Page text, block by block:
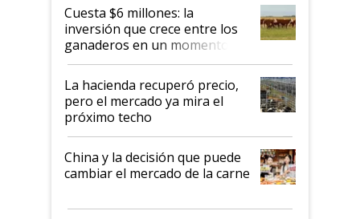
Cuesta $6 millones: la
inversión que crece entre los
ganaderos en un momento
histórico para la actividad
La hacienda recuperó precio,
pero el mercado ya mira el
próximo techo
China y la decisión que puede
cambiar el mercado de la carne